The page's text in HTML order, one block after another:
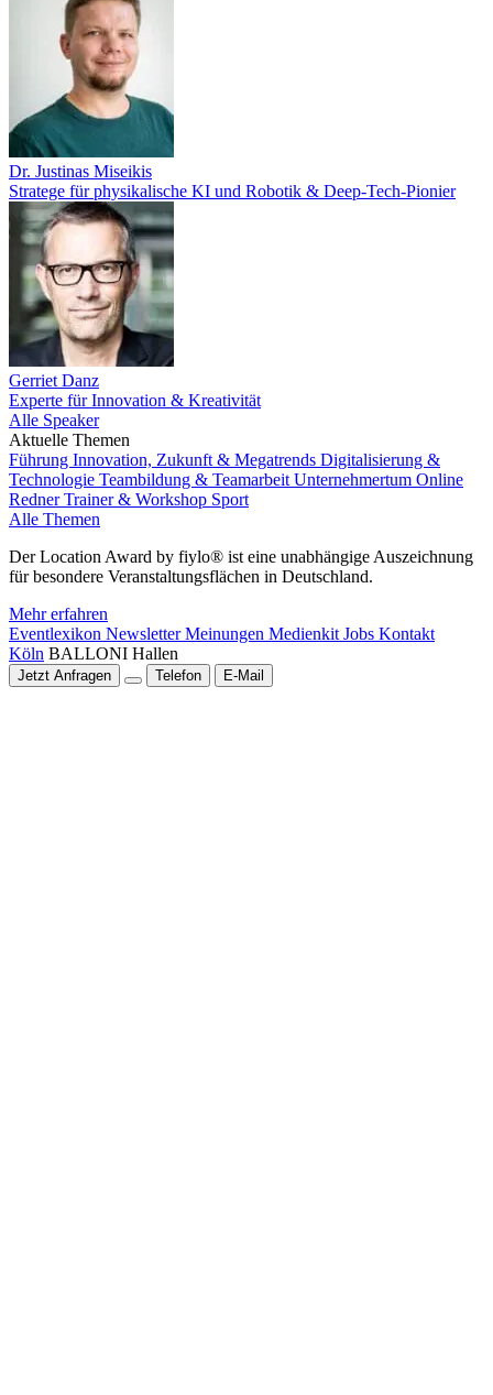
Dr. Justinas Miseikis
Stratege für physikalische KI und Robotik & Deep-Tech-Pionier
Gerriet Danz
Experte für Innovation & Kreativität
Alle Speaker
Aktuelle Themen
Führung Innovation, Zukunft & Megatrends Digitalisierung &
Technologie Teambildung & Teamarbeit Unternehmertum Online
RednerTrainer & Workshop Sport
Alle Themen
Der Location Award by fiylo® ist eine unabhängige Auszeichnung
für besondere Veranstaltungsflächen in Deutschland.
Mehr erfahren
Eventlexikon NewsletterMeinungen Medienkit Jobs Kontakt
Köln BALLONI Hallen
Jetzt Anfragen Telefon E-Mail